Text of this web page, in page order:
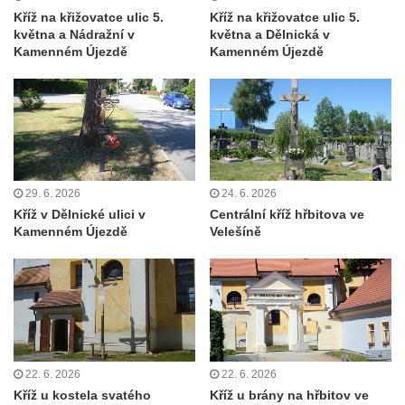
Centrální kříž na starém hřbitově ve
Vilémově
Centrální kříž na novém hřbitově ve
Vilémově
Kříž u kostela Nanebevzetí Panny Marie na
křížové cestě ve Vilémově
Kříž u cesty mezi Růžovou a Kamenickou
Strání
Kříž u severní zdi kostela Nalezení svatého
Kříže ve Frýdlantu
Kříž na Křížové cestě na Křížovém vrchu ve
Frýdlantu
Centrální kříž hřbitova ve Sloupu v Čechách
Kříž u koryta náhonu na Chřibské Kamenici
Kříž na Strážném vrchu v Rumburku
Kříž na křižovatce ulic 5.
května a Nádražní v
Kamenném Újezdě
Kříž na křižovatce ulic 5.
května a Dělnická v
Kamenném Újezdě
29. 6. 2026
Kříž v Dělnické ulici v
Kamenném Újezdě
24. 6. 2026
Centrální kříž hřbitova ve
Velešíně
22. 6. 2026
Kříž u kostela svatého
22. 6. 2026
Kříž u brány na hřbitov ve